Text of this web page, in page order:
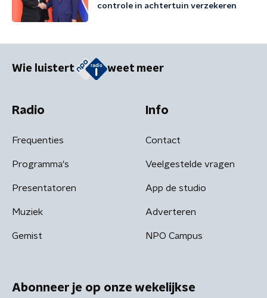
controle in achtertuin verzekeren
Wie luistert weet meer
Radio
Frequenties
Programma's
Presentatoren
Muziek
Gemist
Info
Contact
Veelgestelde vragen
App de studio
Adverteren
NPO Campus
Abonneer je op onze wekelijkse